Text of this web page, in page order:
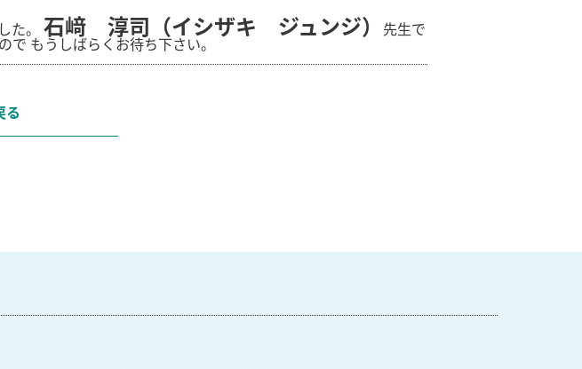
。 石﨑 淳司（イシザキ ジュンジ） 先生で
でもうしばらくお待ち下さい。
る